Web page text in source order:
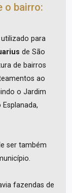
o bairro:
para
de São
de bairros
ao
o Jardim
ser também
fazendas de